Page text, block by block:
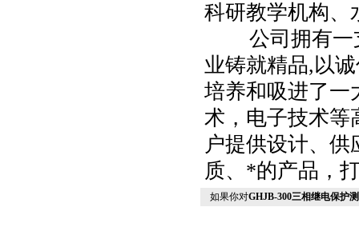
科研教学机构、
公司拥有一支
业铸就精品,以
培养和吸进了一
术，电子技术等
户提供设计、
质、*的产品，
如果你对GHJB-300三相继电保护